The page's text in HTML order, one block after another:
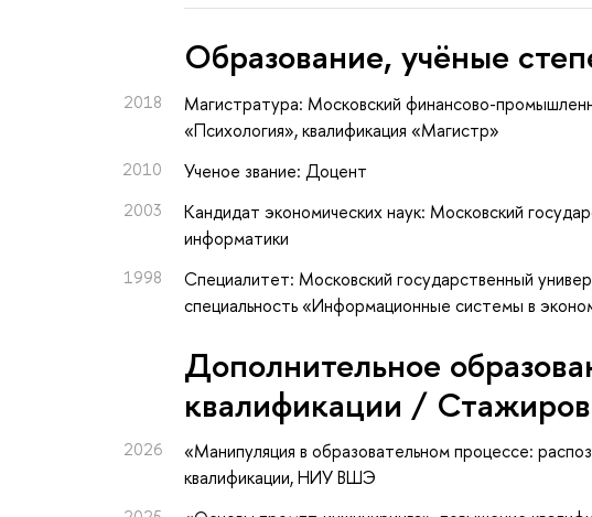
Oбразование, учёные
2018
Магистратура: Московский финансово-
«Психология», квалификация «Магистр»
2010 Ученое звание: Доцент
2003
Кандидат экономических наук: Московский
информатики
1998
Специалитет: Московский государственный
специальность «Информационные системы в
Дополнительное
квалификации /
2026 «Манипуляция в образовательном процессе:
квалификации, НИУ ВШЭ